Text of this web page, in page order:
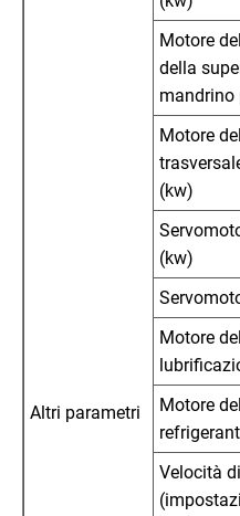
Altri parametri
Motore
della
mandrino
Motore
(kw)
(kw)
Motore
Motore
Velocità